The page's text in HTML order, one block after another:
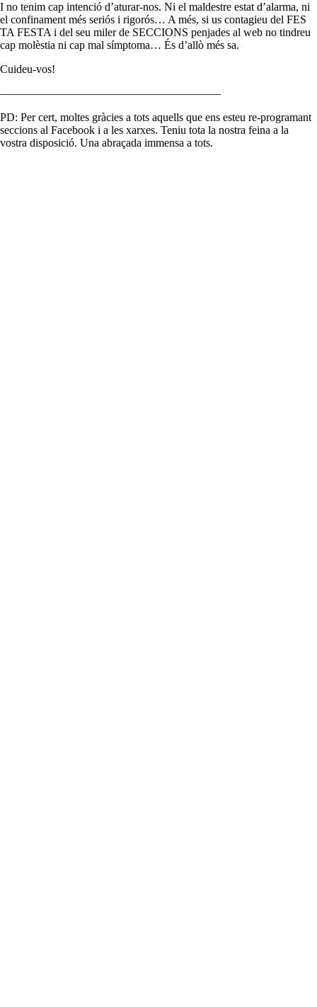
I no tenim cap intenció d’aturar-nos. Ni el maldestre estat d’alarma, ni
el confinament més seriós i rigorós… A més, si us contagieu del FES
TA FESTA i del seu miler de SECCIONS penjades al web no tindreu
cap molèstia ni cap mal símptoma… És d’allò més sa.
Cuideu-vos!
———————————————————–
PD: Per cert, moltes gràcies a tots aquells que ens esteu re-programant
seccions al Facebook i a les xarxes. Teniu tota la nostra feina a la
vostra disposició. Una abraçada immensa a tots.